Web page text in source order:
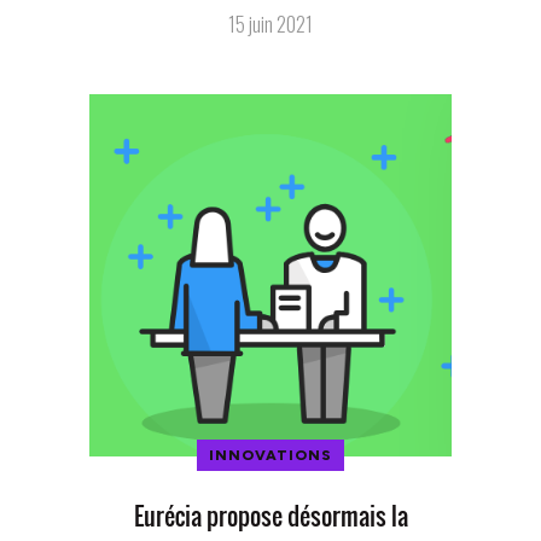
15 juin 2021
INNOVATIONS
Eurécia propose désormais la